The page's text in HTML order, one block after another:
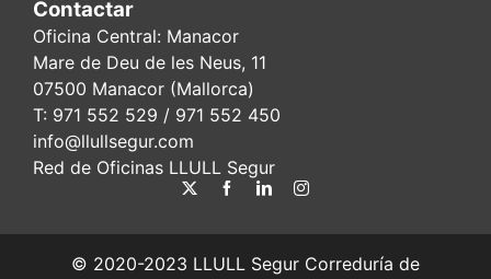
Contactar
Oficina Central: Manacor
Mare de Deu de les Neus, 11
07500 Manacor (Mallorca)
T: 971 552 529 / 971 552 450
info@llullsegur.com
Red de Oficinas LLULL Segur
© 2020-2023 LLULL Segur Correduría de